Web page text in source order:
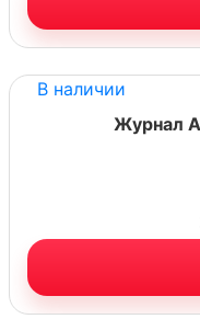
В наличии
Журнал